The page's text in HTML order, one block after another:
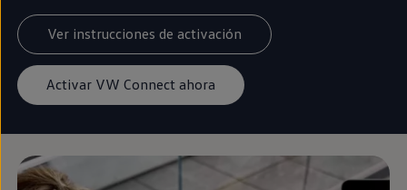
Ver instrucciones de activación
Activar VW Connect ahora